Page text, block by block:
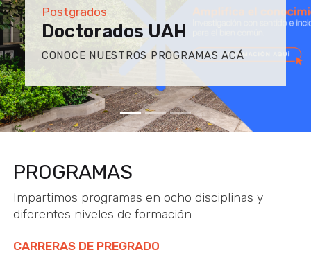
Postgrados
Doctorados UAH
CONOCE NUESTROS PROGRAMAS ACÁ
PROGRAMAS
Impartimos programas en ocho disciplinas y
diferentes niveles de formación
CARRERAS DE PREGRADO